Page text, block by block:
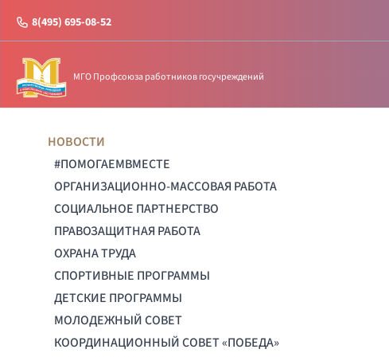
8(495) 695-08-52
МГО Профсоюза работников госучреждений
НОВОСТИ
#ПОМОГАЕМВМЕСТЕ
ОРГАНИЗАЦИОННО-МАССОВАЯ РАБОТА
СОЦИАЛЬНОЕ ПАРТНЕРСТВО
ПРАВОЗАЩИТНАЯ РАБОТА
ОХРАНА ТРУДА
СПОРТИВНЫЕ ПРОГРАММЫ
ДЕТСКИЕ ПРОГРАММЫ
МОЛОДЕЖНЫЙ СОВЕТ
КООРДИНАЦИОННЫЙ СОВЕТ «ПОБЕДА»